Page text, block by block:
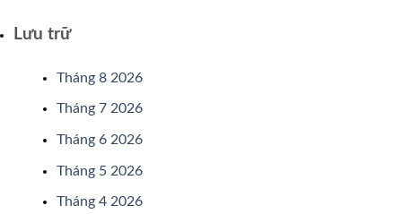
Lưu trữ
Tháng 8 2026
Tháng 7 2026
Tháng 6 2026
Tháng 5 2026
Tháng 4 2026